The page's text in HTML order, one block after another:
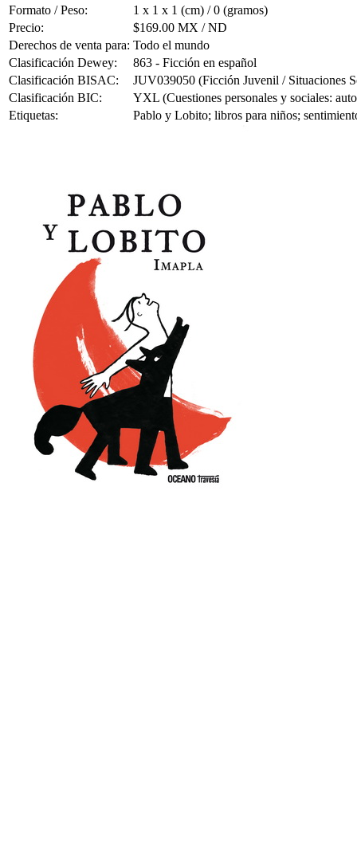
Formato / Peso:
1 x 1 x 1 (cm) / 0 (gramos)
Precio:
$169.00 MX / ND
Derechos de venta para: Todo el mundo
Clasificación Dewey:
863 - Ficción en español
Clasificación BISAC:
JUV039050 (Ficción Juvenil / Situaciones
Clasificación BIC:
YXL (Cuestiones personales y sociales:
Etiquetas:
Pablo y Lobito; libros para niños;